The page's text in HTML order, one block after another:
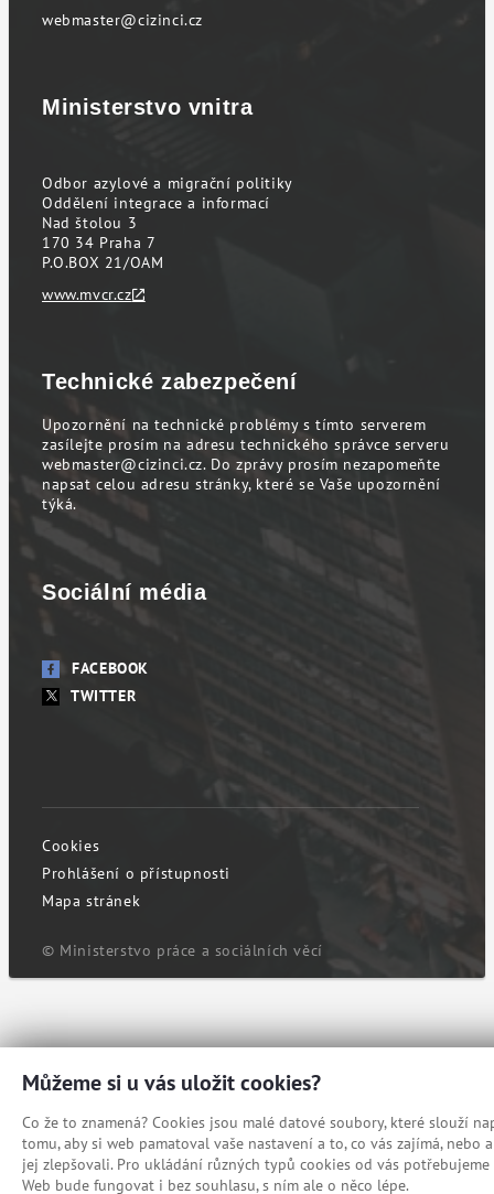
webmaster@cizinci.cz
Ministerstvo vnitra
Odbor azylové a migrační politiky
Oddělení integrace a informací
Nad štolou 3
170 34 Praha 7
P.O.BOX 21/OAM
www.mvcr.cz
Technické zabezpečení
Upozornění na technické problémy s tímto serverem
zasílejte prosím na adresu technického správce serveru
webmaster@cizinci.cz. Do zprávy prosím nezapomeňte
napsat celou adresu stránky, které se Vaše upozornění
týká.
Sociální média
FACEBOOK
TWITTER
Cookies
Prohlášení o přístupnosti
Mapa stránek
© Ministerstvo práce a sociálních věcí
Můžeme si u vás uložit cookies?
Co že to znamená? Cookies jsou malé datové soubory, které slouží
tomu, aby si web pamatoval vaše nastavení a to, co vás zajímá, nebo
jej zlepšovali. Pro ukládání různých typů cookies od vás potřebujeme
Web bude fungovat i bez souhlasu, s ním ale o něco lépe.